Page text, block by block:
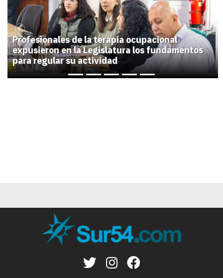
Profesionales de la terapia ocupacional
expusieron en la Legislatura los fundamentos
para regular su actividad
Previous Next